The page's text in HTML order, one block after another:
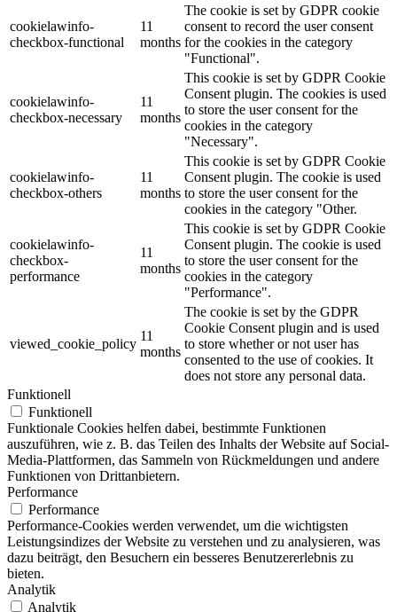
cookielawinfo-
checkbox-functional
11
months
The cookie is set by GDPR cookie
consent to record the user consent
for the cookies in the category
"Functional".
cookielawinfo-
checkbox-necessary
11
months
This cookie is set by GDPR Cookie
Consent plugin. The cookies is used
to store the user consent for the
cookies in the category
"Necessary".
cookielawinfo-
checkbox-others
11
months
This cookie is set by GDPR Cookie
Consent plugin. The cookie is used
to store the user consent for the
cookies in the category "Other.
cookielawinfo-
checkbox-
performance
11
months
This cookie is set by GDPR Cookie
Consent plugin. The cookie is used
to store the user consent for the
cookies in the category
"Performance".
viewed_cookie_policy
11
months
The cookie is set by the GDPR
Cookie Consent plugin and is used
to store whether or not user has
consented to the use of cookies. It
does not store any personal data.
Funktionell
Funktionell
Funktionale Cookies helfen dabei, bestimmte Funktionen
auszuführen, wie z. B. das Teilen des Inhalts der Website auf Social-
Media-Plattformen, das Sammeln von Rückmeldungen und andere
Funktionen von Drittanbietern.
Performance
Performance
Performance-Cookies werden verwendet, um die wichtigsten
Leistungsindizes der Website zu verstehen und zu analysieren, was
dazu beiträgt, den Besuchern ein besseres Benutzererlebnis zu
bieten.
Analytik
Analytik